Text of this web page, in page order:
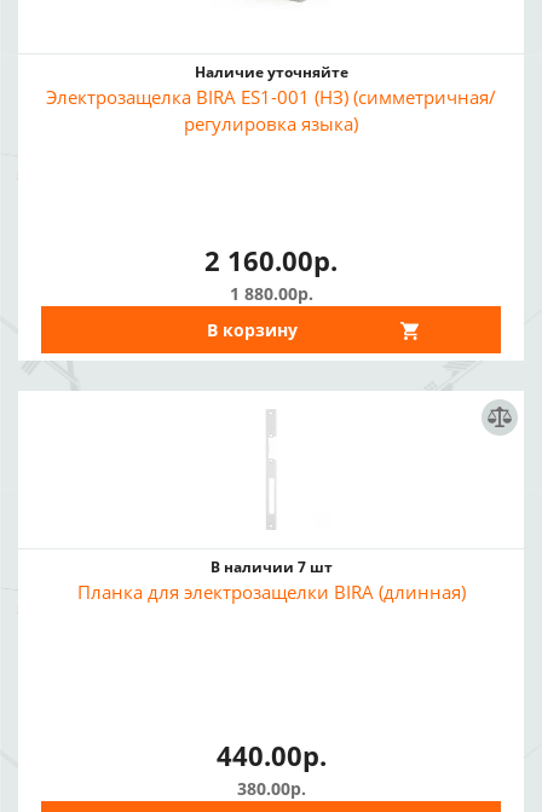
Наличие уточняйте
Электрозащелка BIRA ES1-001 (НЗ) (симметричная/
регулировка языка)
2 160.00р.
1 880.00р.
В корзину
В наличии 7 шт
Планка для электрозащелки BIRA (длинная)
440.00р.
380.00р.